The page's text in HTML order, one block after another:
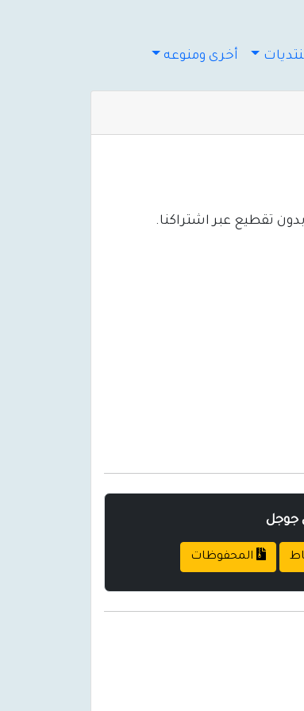
أخرى ومنوعه
تقطيع عبر اشتراكنا.
جوجل
المحفوظات